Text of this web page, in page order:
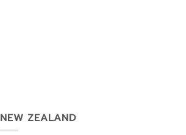
NEW ZEALAND